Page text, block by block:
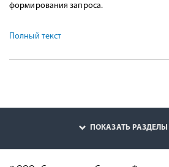
формирования запроса.
Полный текст
ПОКАЗАТЬ